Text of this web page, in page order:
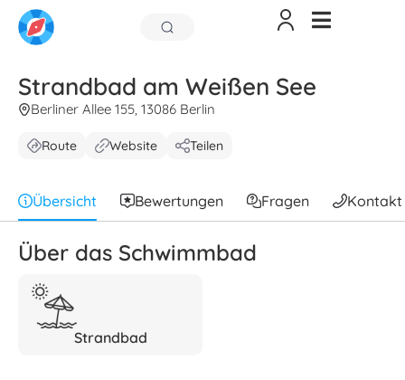
Strandbad am Weißen See
Berliner Allee 155, 13086 Berlin
Route Website Teilen
Übersicht Bewertungen Fragen Kontakt
Über das Schwimmbad
Strandbad